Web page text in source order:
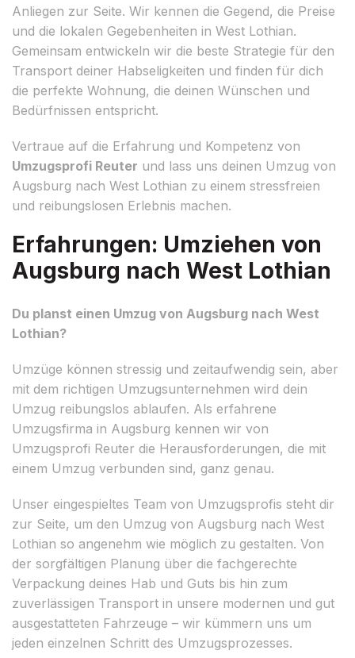
Anliegen zur Seite. Wir kennen die Gegend, die Preise
und die lokalen Gegebenheiten in West Lothian.
Gemeinsam entwickeln wir die beste Strategie für den
Transport deiner Habseligkeiten und finden für dich
die perfekte Wohnung, die deinen Wünschen und
Bedürfnissen entspricht.
Vertraue auf die Erfahrung und Kompetenz von
Umzugsprofi Reuter und lass uns deinen Umzug von
Augsburg nach West Lothian zu einem stressfreien
und reibungslosen Erlebnis machen.
Erfahrungen: Umziehen von
Augsburg nach West Lothian
Du planst einen Umzug von Augsburg nach West
Lothian?
Umzüge können stressig und zeitaufwendig sein, aber
mit dem richtigen Umzugsunternehmen wird dein
Umzug reibungslos ablaufen. Als erfahrene
Umzugsfirma in Augsburg kennen wir von
Umzugsprofi Reuter die Herausforderungen, die mit
einem Umzug verbunden sind, ganz genau.
Unser eingespieltes Team von Umzugsprofis steht dir
zur Seite, um den Umzug von Augsburg nach West
Lothian so angenehm wie möglich zu gestalten. Von
der sorgfältigen Planung über die fachgerechte
Verpackung deines Hab und Guts bis hin zum
zuverlässigen Transport in unsere modernen und gut
ausgestatteten Fahrzeuge – wir kümmern uns um
jeden einzelnen Schritt des Umzugsprozesses.